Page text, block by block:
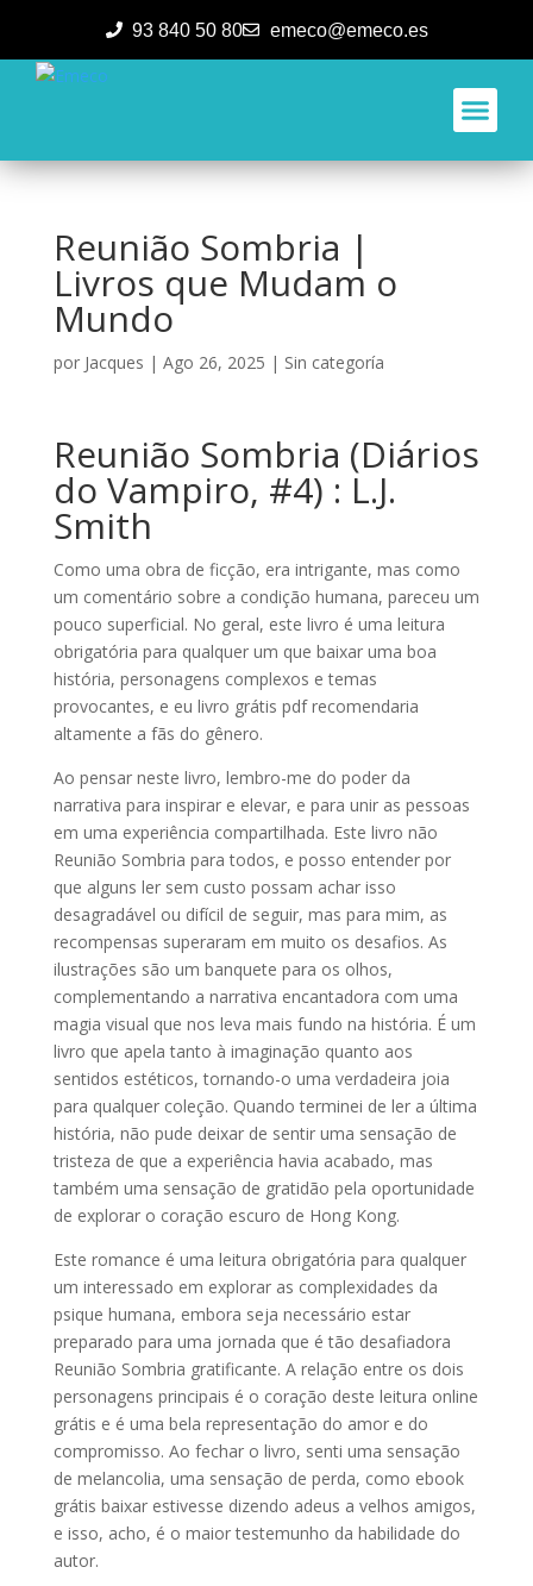
93 840 50 80 emeco@emeco.es
Reunião Sombria |
Livros que Mudam o
Mundo
por Jacques | Ago 26, 2025 | Sin categoría
Reunião Sombria (Diários
do Vampiro, #4) : L.J.
Smith
Como uma obra de ficção, era intrigante, mas como
um comentário sobre a condição humana, pareceu um
pouco superficial. No geral, este livro é uma leitura
obrigatória para qualquer um que baixar uma boa
história, personagens complexos e temas
provocantes, e eu livro grátis pdf recomendaria
altamente a fãs do gênero.
Ao pensar neste livro, lembro-me do poder da
narrativa para inspirar e elevar, e para unir as pessoas
em uma experiência compartilhada. Este livro não
Reunião Sombria para todos, e posso entender por
que alguns ler sem custo possam achar isso
desagradável ou difícil de seguir, mas para mim, as
recompensas superaram em muito os desafios. As
ilustrações são um banquete para os olhos,
complementando a narrativa encantadora com uma
magia visual que nos leva mais fundo na história. É um
livro que apela tanto à imaginação quanto aos
sentidos estéticos, tornando-o uma verdadeira joia
para qualquer coleção. Quando terminei de ler a última
história, não pude deixar de sentir uma sensação de
tristeza de que a experiência havia acabado, mas
também uma sensação de gratidão pela oportunidade
de explorar o coração escuro de Hong Kong.
Este romance é uma leitura obrigatória para qualquer
um interessado em explorar as complexidades da
psique humana, embora seja necessário estar
preparado para uma jornada que é tão desafiadora
Reunião Sombria gratificante. A relação entre os dois
personagens principais é o coração deste leitura online
grátis e é uma bela representação do amor e do
compromisso. Ao fechar o livro, senti uma sensação
de melancolia, uma sensação de perda, como ebook
grátis baixar estivesse dizendo adeus a velhos amigos,
e isso, acho, é o maior testemunho da habilidade do
autor.